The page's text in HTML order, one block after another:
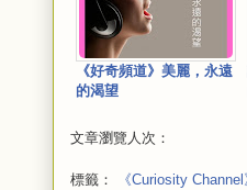
《好奇頻道》美麗，永遠
的渴望
文章瀏覽人次：
標籤： 《Curiosity